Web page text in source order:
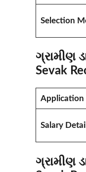
Selection
ગ્રામીણ
Sevak
Application
Salary
ગ્રામીણ